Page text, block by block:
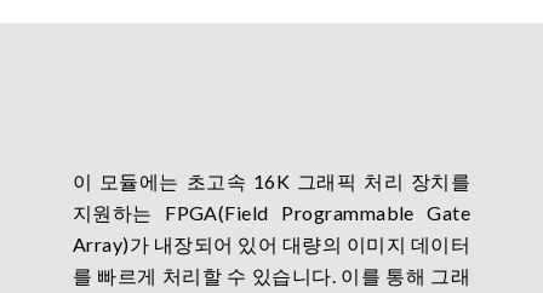
이 모듈에는 초고속 16K 그래픽 처리 장치를
지원하는 FPGA(Field Programmable Gate
Array)가 내장되어 있어 대량의 이미지 데이터
를 빠르게 처리할 수 있습니다. 이를 통해 그래